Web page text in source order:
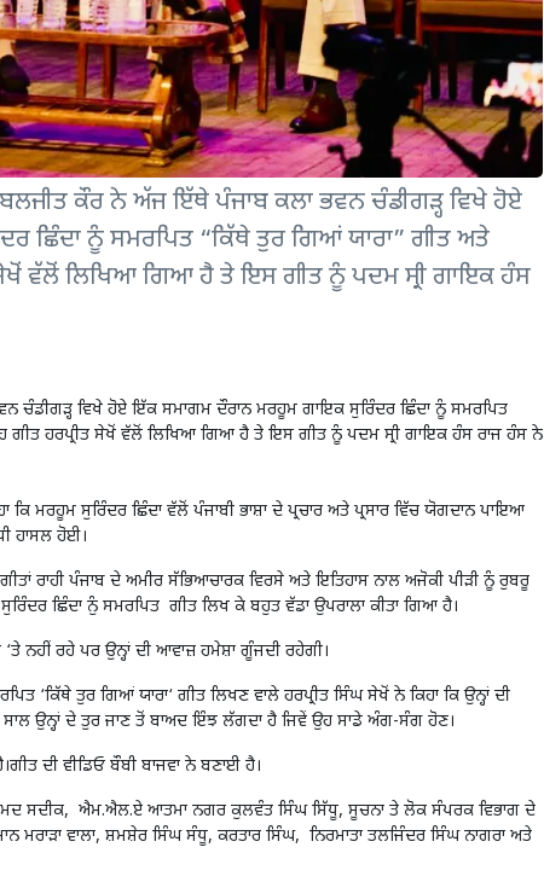
ਕੌਰ ਨੇ ਅੱਜ ਇੱਥੇ ਪੰਜਾਬ ਕਲਾ ਭਵਨ ਚੰਡੀਗੜ੍ਹ ਵਿਖੇ ਹੋਏ
ਛਿੰਦਾ ਨੂੰ ਸਮਰਪਿਤ “ਕਿੱਥੇ ਤੁਰ ਗਿਆਂ ਯਾਰਾ” ਗੀਤ ਅਤੇ
ਸੇਖੋਂ ਵੱਲੋਂ ਲਿਖਿਆ ਗਿਆ ਹੈ ਤੇ ਇਸ ਗੀਤ ਨੂੰ ਪਦਮ ਸ੍ਰੀ ਗਾਇਕ ਹੰਸ
ਚੰਡੀਗੜ੍ਹ ਵਿਖੇ ਹੋਏ ਇੱਕ ਸਮਾਗਮ ਦੌਰਾਨ ਮਰਹੂਮ ਗਾਇਕ ਸੁਰਿੰਦਰ ਛਿੰਦਾ ਨੂੰ ਸਮਰਪਿਤ
ਗੀਤ ਹਰਪ੍ਰੀਤ ਸੇਖੋਂ ਵੱਲੋਂ ਲਿਖਿਆ ਗਿਆ ਹੈ ਤੇ ਇਸ ਗੀਤ ਨੂੰ ਪਦਮ ਸ੍ਰੀ ਗਾਇਕ ਹੰਸ ਰਾਜ ਹੰਸ ਨੇ
ਮਰਹੂਮ ਸੁਰਿੰਦਰ ਛਿੰਦਾ ਵੱਲੋਂ ਪੰਜਾਬੀ ਭਾਸ਼ਾ ਦੇ ਪ੍ਰਚਾਰ ਅਤੇ ਪ੍ਰਸਾਰ ਵਿੱਚ ਯੋਗਦਾਨ ਪਾਇਆ
ਹਾਸਲ ਹੋਈ।
ਰਾਹੀ ਪੰਜਾਬ ਦੇ ਅਮੀਰ ਸੱਭਿਆਚਾਰਕ ਵਿਰਸੇ ਅਤੇ ਇਤਿਹਾਸ ਨਾਲ ਅਜੋਕੀ ਪੀੜੀ ਨੂੰ ਰੁਬਰੂ
ਛਿੰਦਾ ਨੁੰ ਸਮਰਪਿਤ ਗੀਤ ਲਿਖ ਕੇ ਬਹੁਤ ਵੱਡਾ ਉਪਰਾਲਾ ਕੀਤਾ ਗਿਆ ਹੈ।
ਨਹੀਂ ਰਹੇ ਪਰ ਉਨ੍ਹਾਂ ਦੀ ਆਵਾਜ਼ ਹਮੇਸ਼ਾ ਗੂੰਜਦੀ ਰਹੇਗੀ।
‘ਕਿੱਥੇ ਤੁਰ ਗਿਆਂ ਯਾਰਾ‘ ਗੀਤ ਲਿਖਣ ਵਾਲੇ ਹਰਪ੍ਰੀਤ ਸਿੰਘ ਸੇਖੋਂ ਨੇ ਕਿਹਾ ਕਿ ਉਨ੍ਹਾਂ ਦੀ
ਉਨ੍ਹਾਂ ਦੇ ਤੁਰ ਜਾਣ ਤੋਂ ਬਾਅਦ ਇੰਝ ਲੱਗਦਾ ਹੈ ਜਿਵੇਂ ਉਹ ਸਾਡੇ ਅੰਗ-ਸੰਗ ਹੋਣ।
ਦੀ ਵੀਡਿਓ ਬੌਬੀ ਬਾਜਵਾ ਨੇ ਬਣਾਈ ਹੈ।
ਸਦੀਕ, ਐਮ.ਐਲ.ਏ ਆਤਮਾ ਨਗਰ ਕੁਲਵੰਤ ਸਿੰਘ ਸਿੱਧੂ, ਸੂਚਨਾ ਤੇ ਲੋਕ ਸੰਪਰਕ ਵਿਭਾਗ ਦੇ
ਮਰਾੜਾ ਵਾਲਾ, ਸ਼ਮਸ਼ੇਰ ਸਿੰਘ ਸੰਧੂ, ਕਰਤਾਰ ਸਿੰਘ, ਨਿਰਮਾਤਾ ਤਲਜਿੰਦਰ ਸਿੰਘ ਨਾਗਰਾ ਅਤੇ